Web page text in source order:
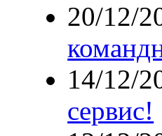
20/12/
14/12/
сервис!